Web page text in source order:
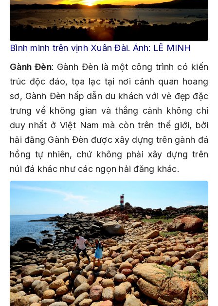
Bình minh trên vịnh Xuân Đài. Ảnh: LÊ MINH
Gành Đèn: Gành Đèn là một công trình có kiến
trúc độc đáo, tọa lạc tại nơi cảnh quan hoang
sơ, Gành Đèn hấp dẫn du khách với vẻ đẹp đặc
trưng về không gian và thắng cảnh không chỉ
duy nhất ở Việt Nam mà còn trên thế giới, bởi
hải đăng Gành Đèn được xây dựng trên gành đá
hồng tự nhiên, chứ không phải xây dựng trên
núi đá khác như các ngọn hải đăng khác.